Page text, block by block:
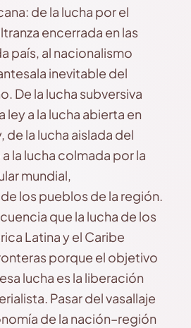
de la lucha por el
encerrada en las
país, al nacionalismo
inevitable del
De la lucha subversiva
ley a la lucha abierta en
de la lucha aislada del
la lucha colmada por la
mundial,
los pueblos de la región.
que la lucha de los
Latina y el Caribe
porque el objetivo
lucha es la liberación
Pasar del vasallaje
de la nación–región